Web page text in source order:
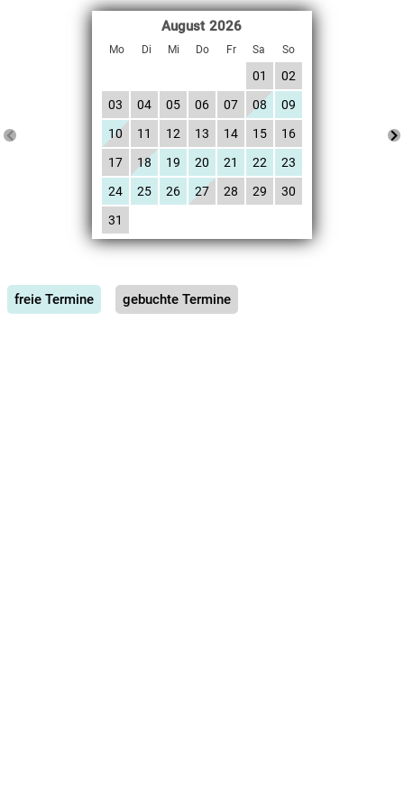
August 2026
Mo Di Mi Do Fr Sa So
01
02
03
04 05 06 07 08
09
10
11 12 13 14 15
16
17
18 19 20 21 22
23
24
25 26 27 28 29
30
31
freie Termine gebuchte Termine